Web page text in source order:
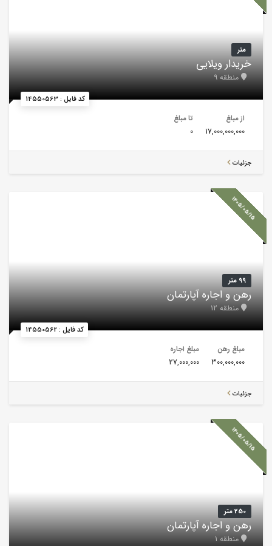
کد فایل : 14550563
متر
خریدار ویلایی
منطقه 9
از مبلغ
17,000,000,000
تا مبلغ
0
جزئیات
1405/05/15
کد فایل : 14550562
99 متر
رهن و اجاره آپارتمان
منطقه 12
مبلغ رهن
300,000,000
مبلغ اجاره
27,000,000
جزئیات
1405/05/15
250 متر
رهن و اجاره آپارتمان
منطقه 1